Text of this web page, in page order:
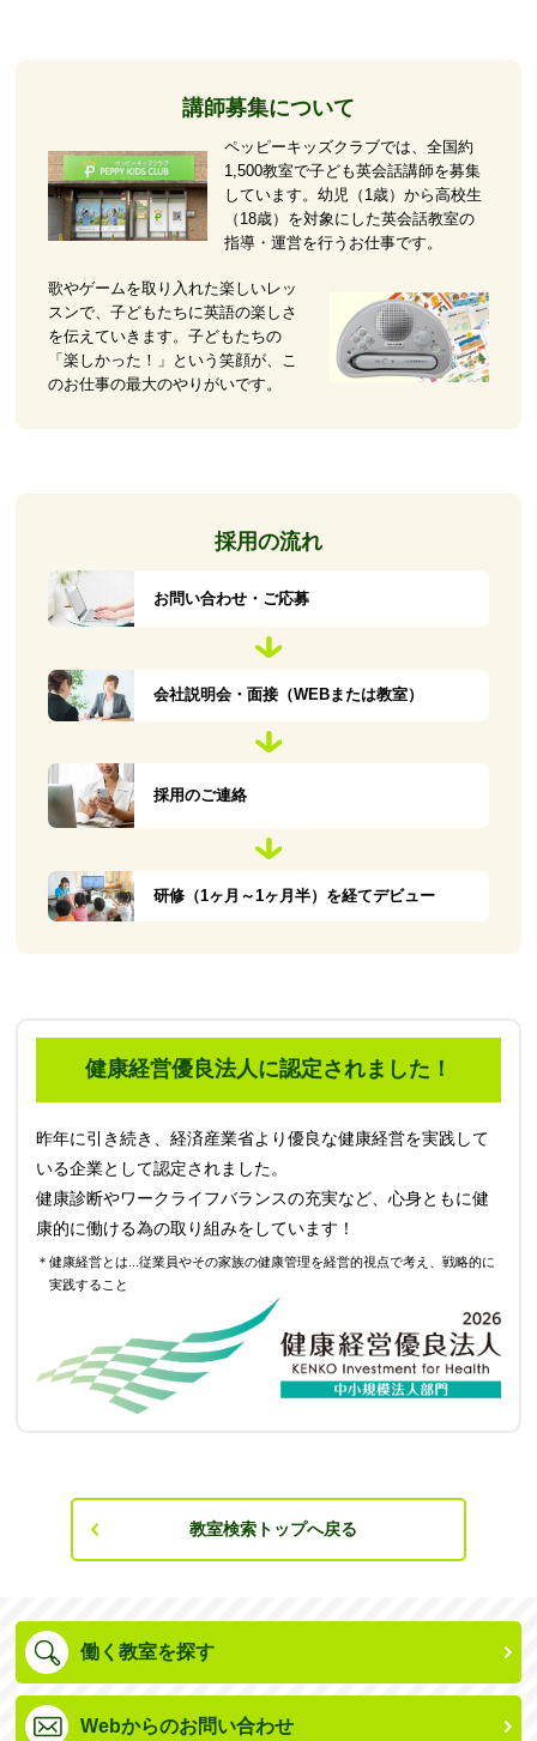
講師募集について
ペッピーキッズクラブでは、全国約
1,500教室で子ども英会話講師を募集
しています。幼児（1歳）から高校生
（18歳）を対象にした英会話教室の
指導・運営を行うお仕事です。
歌やゲームを取り入れた楽しいレッ
スンで、子どもたちに英語の楽しさ
を伝えていきます。子どもたちの
「楽しかった！」という笑顔が、こ
のお仕事の最大のやりがいです。
採用の流れ
お問い合わせ・ご応募
会社説明会・面接（WEBまたは教室）
採用のご連絡
研修（1ヶ月～1ヶ月半）を経てデビュー
健康経営優良法人に認定されました！
昨年に引き続き、経済産業省より優良な健康経営を実践して
いる企業として認定されました。
健康診断やワークライフバランスの充実など、心身ともに健
康的に働ける為の取り組みをしています！
＊健康経営とは...従業員やその家族の健康管理を経営的視点で考え、戦略的に
実践すること
教室検索トップへ戻る
働く教室を探す
Webからのお問い合わせ